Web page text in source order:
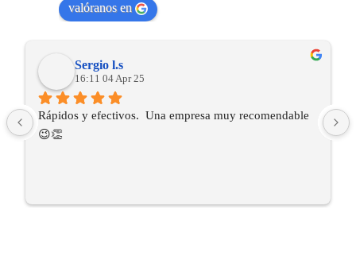
valóranos en
Sergio l.s
16:11 04 Apr 25
Rápidos y efectivos.  Una empresa muy recomendable
😉👏